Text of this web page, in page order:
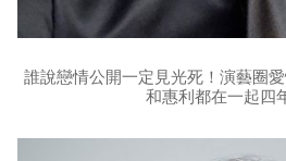
誰說戀情公開一定見光死！演藝圈
和惠利都在一起四